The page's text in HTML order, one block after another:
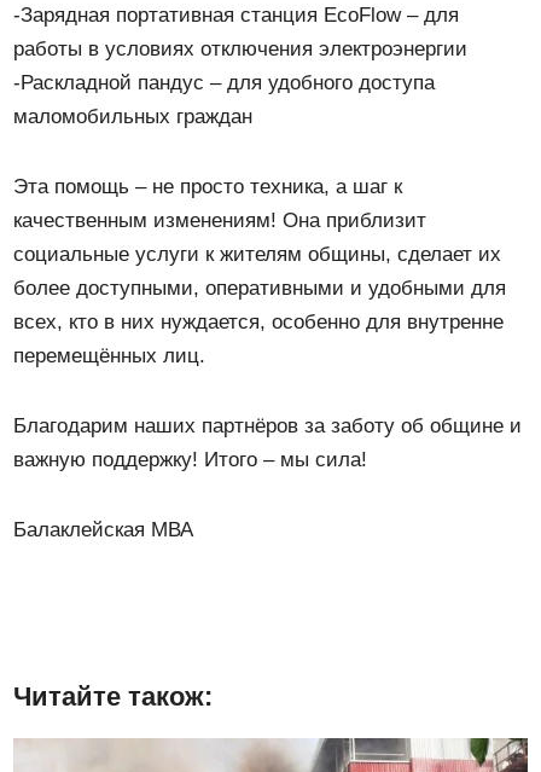
-Зарядная портативная станция EcoFlow – для
работы в условиях отключения электроэнергии
-Раскладной пандус – для удобного доступа
маломобильных граждан
Эта помощь – не просто техника, а шаг к
качественным изменениям! Она приблизит
социальные услуги к жителям общины, сделает их
более доступными, оперативными и удобными для
всех, кто в них нуждается, особенно для внутренне
перемещённых лиц.
Благодарим наших партнёров за заботу об общине и
важную поддержку! Итого – мы сила!
Балаклейская МВА
Читайте також: